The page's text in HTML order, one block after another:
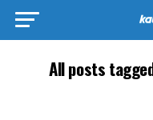
All posts